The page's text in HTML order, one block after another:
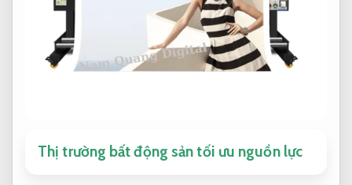
Thị trường bất động sản tối ưu nguồn lực